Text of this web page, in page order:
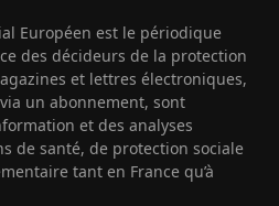
Européen est le périodique
des décideurs de la protection
et lettres électroniques,
un abonnement, sont
et des analyses
de santé, de protection sociale
tant en France qu’à